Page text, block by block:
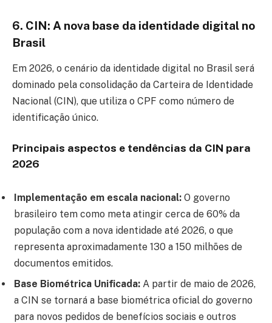
6. CIN: A nova base da identidade digital no
Brasil
Em 2026, o cenário da identidade digital no Brasil será
dominado pela consolidação da Carteira de Identidade
Nacional (CIN), que utiliza o CPF como número de
identificação único.
Principais aspectos e tendências da CIN para
2026
Implementação em escala nacional: O governo
brasileiro tem como meta atingir cerca de 60% da
população com a nova identidade até 2026, o que
representa aproximadamente 130 a 150 milhões de
documentos emitidos.
Base Biométrica Unificada: A partir de maio de 2026,
a CIN se tornará a base biométrica oficial do governo
para novos pedidos de benefícios sociais e outros